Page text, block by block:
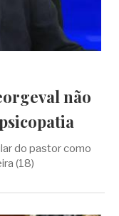
não
do pastor como
(18)